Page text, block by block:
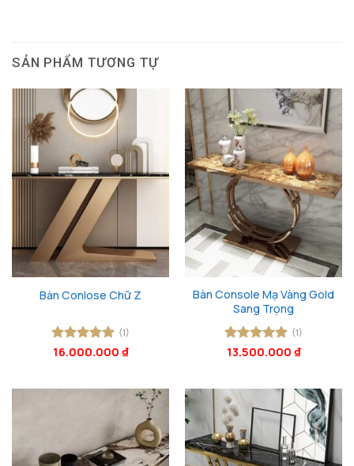
SẢN PHẨM TƯƠNG TỰ
Bàn Conlose Chữ Z
Được xếp
(1)
16.000.000 ₫
Bàn Console Mạ Vàng Gold
Sang Trọng
Được xếp
(1)
13.500.000 ₫